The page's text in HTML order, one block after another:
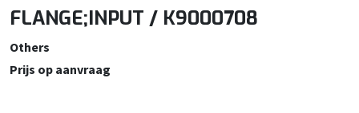
FLANGE;INPUT / K9000708
Others
Prijs op aanvraag